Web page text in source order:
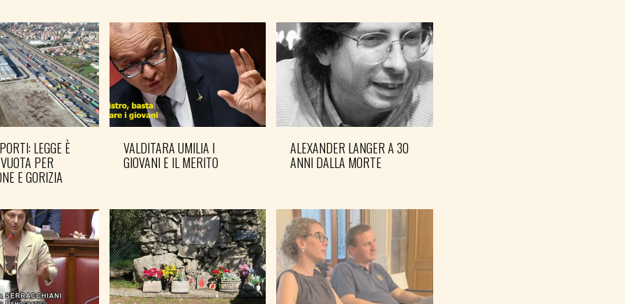
LEGGE È
PER
E GORIZIA
VALDITARA UMILIA I
GIOVANI E IL MERITO
ALEXANDER LANGER A 30
ANNI DALLA MORTE